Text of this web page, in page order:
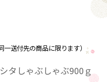
一送付先の商品に限ります）
タしゃぶしゃぶ900ｇ